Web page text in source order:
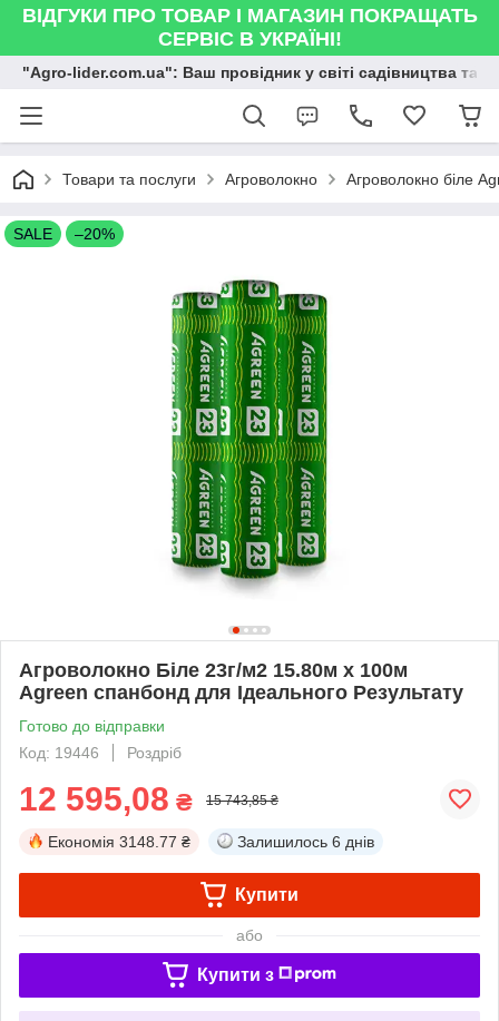
ВІДГУКИ ПРО ТОВАР І МАГАЗИН ПОКРАЩАТЬ
СЕРВІС В УКРАЇНІ!
"Agro-lider.com.ua": Ваш провідник у світі садівництва та
Товари та послуги Агроволокно Агроволокно біле
SALE –20%
Агроволокно Біле 23г/м2 15.80м х 100м
Agreen спанбонд для Ідеального Результату
Готово до відправки
Код: 19446
Роздріб
12 595,08 ₴ 15 743,85 ₴
Економія 3148.77 ₴ Залишилось 6 днів
Купити
або
Купити з